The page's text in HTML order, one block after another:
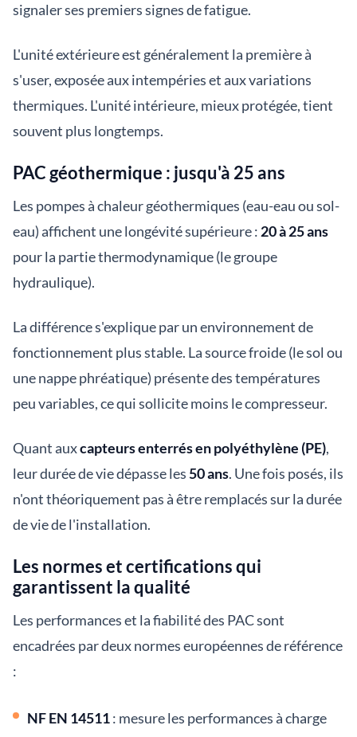
signaler ses premiers signes de fatigue.
L'unité extérieure est généralement la première à
s'user, exposée aux intempéries et aux variations
thermiques. L'unité intérieure, mieux protégée, tient
souvent plus longtemps.
PAC géothermique : jusqu'à 25 ans
Les pompes à chaleur géothermiques (eau-eau ou sol-
eau) affichent une longévité supérieure : 20 à 25 ans
pour la partie thermodynamique (le groupe
hydraulique).
La différence s'explique par un environnement de
fonctionnement plus stable. La source froide (le sol ou
une nappe phréatique) présente des températures
peu variables, ce qui sollicite moins le compresseur.
Quant auxcapteurs enterrés en polyéthylène (PE),
leur durée de vie dépasse les50 ans. Une fois posés, ils
n'ont théoriquement pas à être remplacés sur la durée
de vie de l'installation.
Les normes et certifications qui
garantissent la qualité
Les performances et la fiabilité des PAC sont
encadrées par deux normes européennes de référence
:
NF EN 14511: mesure les performances à charge